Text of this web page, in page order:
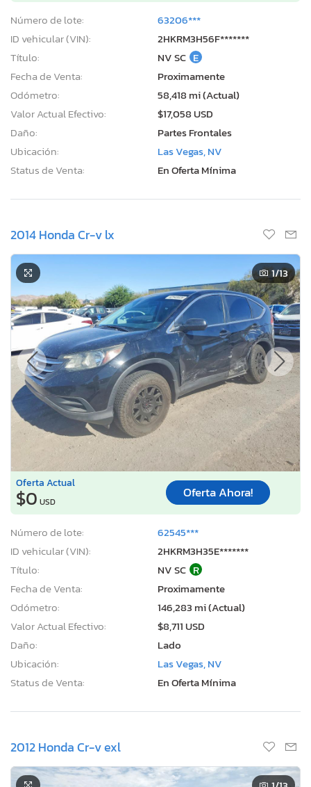
Número de lote:
63206***
ID vehicular (VIN):
2HKRM3H56F*******
Título:
NV SC E
Fecha de Venta:
Proximamente
Odómetro:
58,418 mi (Actual)
Valor Actual Efectivo:
$17,058 USD
Daño:
Partes Frontales
Ubicación:
Las Vegas, NV
Status de Venta:
En Oferta Mínima
2014 Honda Cr-v lx
1/13
Oferta Actual
$0 USD
Oferta Ahora!
Número de lote:
62545***
ID vehicular (VIN):
2HKRM3H35E*******
Título:
NV SC R
Fecha de Venta:
Proximamente
Odómetro:
146,283 mi (Actual)
Valor Actual Efectivo:
$8,711 USD
Daño:
Lado
Ubicación:
Las Vegas, NV
Status de Venta:
En Oferta Mínima
2012 Honda Cr-v exl